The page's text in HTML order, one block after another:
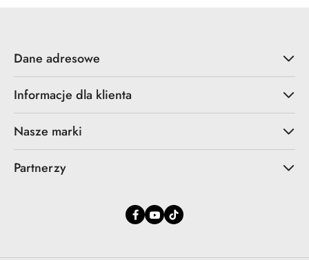
Dane adresowe
Informacje dla klienta
Nasze marki
Partnerzy